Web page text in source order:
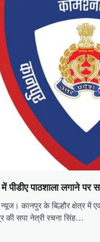
पीडीए पाठशाला लगाने पर
कानपुर के बिल्हौर क्षेत्र में
की सपा नेत्री रचना सिंह…